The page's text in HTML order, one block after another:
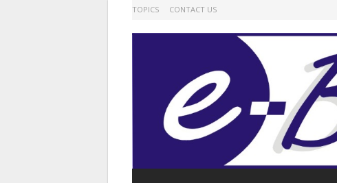
TOPICS CONTACT US